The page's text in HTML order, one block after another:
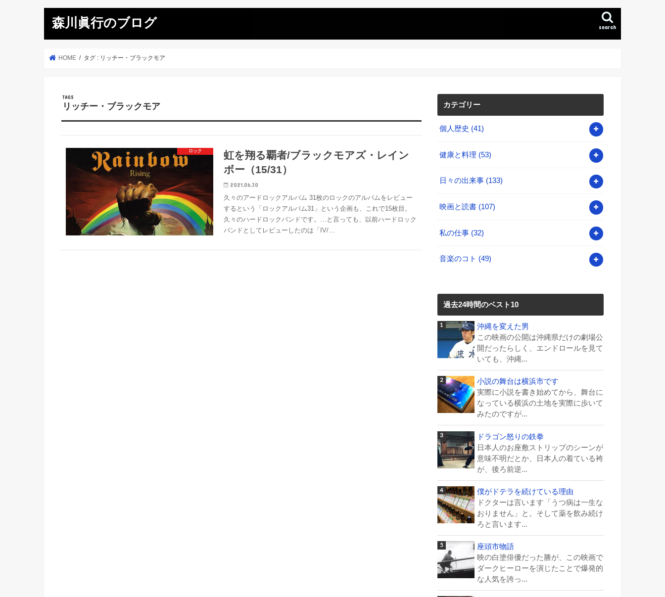
森川眞行のブログ search
HOME タグ : リッチー・ブラックモア
リッチー・ブラックモア
ロック
虹を翔る覇者/ブラックモアズ・レイン
ボー（15/31）
2021.06.30
久々のアードロックアルバム 31枚のロックのアルバムをレビュー
するという「ロックアルバム31」という企画も、これで15枚目。
久々のハードロックバンドです。…と言っても、以前ハードロック
バンドとしてレビューしたのは「IV/…
カテゴリー
個人歴史 (41)
健康と料理 (53)
日々の出来事 (133)
映画と読書 (107)
私の仕事 (32)
音楽のコト (49)
過去24時間のベスト10
沖縄を変えた男
この映画の公開は沖縄県だけの劇場公
開だったらしく、エンドロールを見て
いても、沖縄...
小説の舞台は横浜市です
実際に小説を書き始めてから、舞台に
なっている横浜の土地を実際に歩いて
みたのですが...
ドラゴン怒りの鉄拳
日本人のお座敷ストリップのシーンが
意味不明だとか、日本人の着ている袴
が、後ろ前逆...
僕がドテラを続けている理由
ドクターは言います「うつ病は一生な
おりません」と。そして薬を飲み続け
ろと言います...
座頭市物語
映の白塗俳優だった勝が、この映画で
ダークヒーローを演じたことで爆発的
な人気を誇っ...